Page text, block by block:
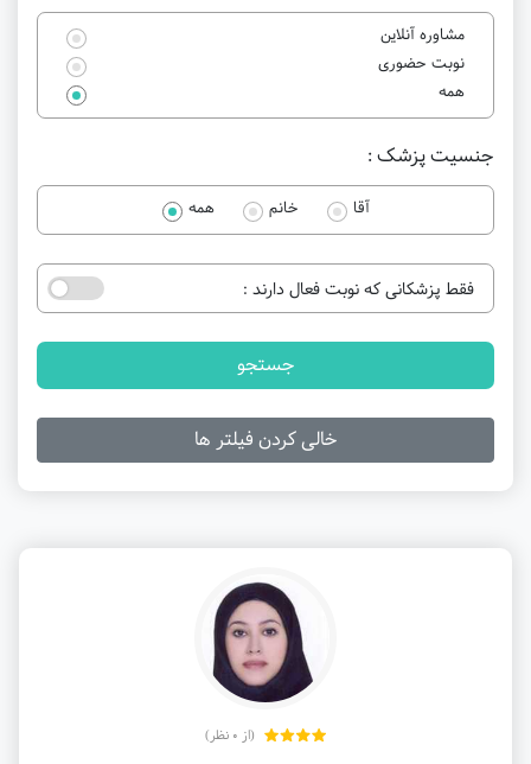
مشاوره آنلاین
نوبت حضوری
همه
جنسیت پزشک :
آقا خانم همه
فقط پزشکانی که نوبت فعال دارند :
جستجو
خالی کردن فیلتر ها
(از 0 نظر)